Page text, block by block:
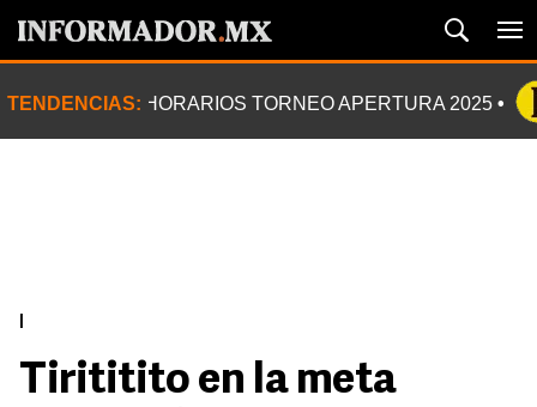
TENDENCIAS: HORARIOS TORNEO APERTURA 2025
Tirititito en la meta